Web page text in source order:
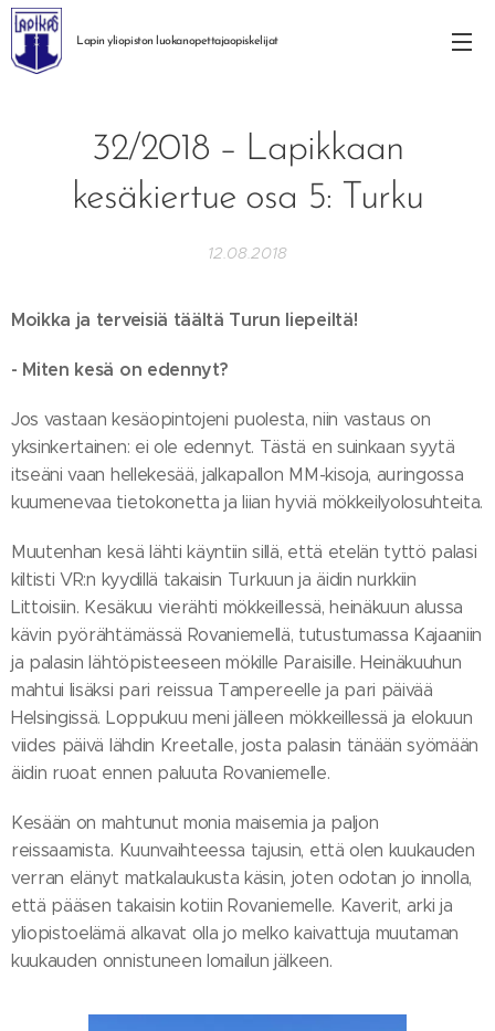
Lapin yliopiston luokanopettajaopiskelijat
32/2018 – Lapikkaan
kesäkiertue osa 5: Turku
12.08.2018
Moikka ja terveisiä täältä Turun liepeiltä!
- Miten kesä on edennyt?
Jos vastaan kesäopintojeni puolesta, niin vastaus on
yksinkertainen: ei ole edennyt. Tästä en suinkaan syytä
itseäni vaan hellekesää, jalkapallon MM-kisoja, auringossa
kuumenevaa tietokonetta ja liian hyviä mökkeilyolosuhteita.
Muutenhan kesä lähti käyntiin sillä, että etelän tyttö palasi
kiltisti VR:n kyydillä takaisin Turkuun ja äidin nurkkiin
Littoisiin. Kesäkuu vierähti mökkeillessä, heinäkuun alussa
kävin pyörähtämässä Rovaniemellä, tutustumassa Kajaaniin
ja palasin lähtöpisteeseen mökille Paraisille. Heinäkuuhun
mahtui lisäksi pari reissua Tampereelle ja pari päivää
Helsingissä. Loppukuu meni jälleen mökkeillessä ja elokuun
viides päivä lähdin Kreetalle, josta palasin tänään syömään
äidin ruoat ennen paluuta Rovaniemelle.
Kesään on mahtunut monia maisemia ja paljon
reissaamista. Kuunvaihteessa tajusin, että olen kuukauden
verran elänyt matkalaukusta käsin, joten odotan jo innolla,
että pääsen takaisin kotiin Rovaniemelle. Kaverit, arki ja
yliopistoelämä alkavat olla jo melko kaivattuja muutaman
kuukauden onnistuneen lomailun jälkeen.